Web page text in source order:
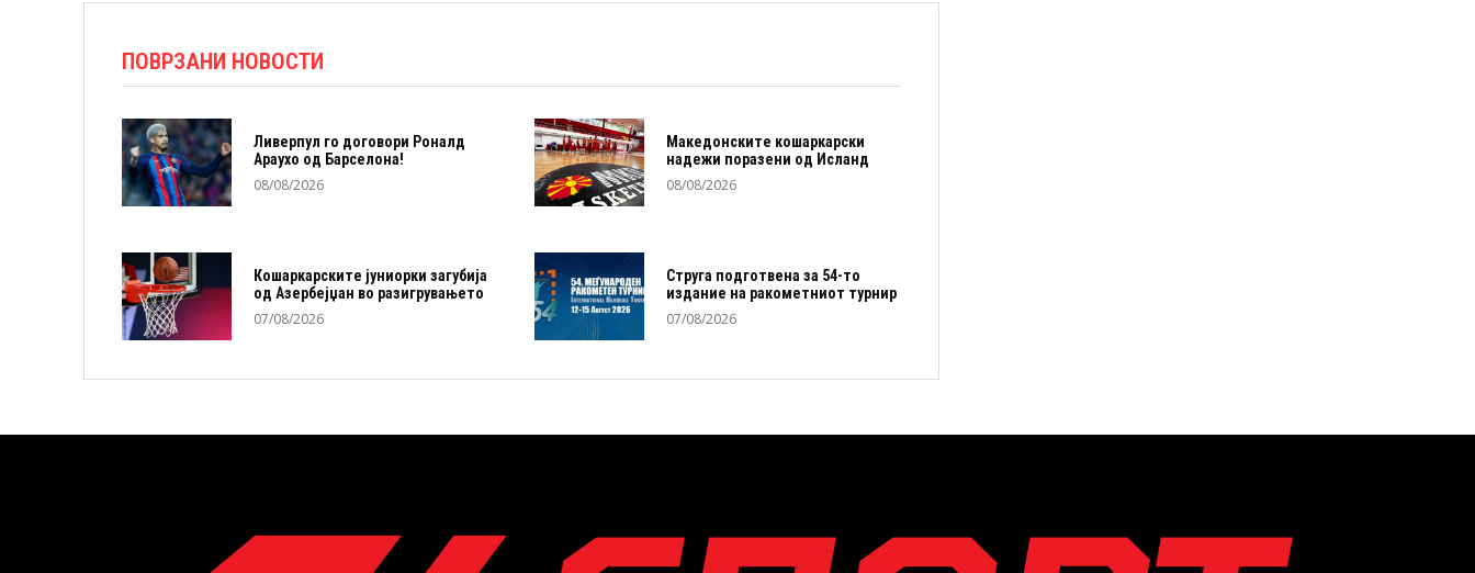
ПОВРЗАНИ НОВОСТИ
Ливерпул го договори Роналд
Араухо од Барселона!
08/08/2026
Македонските кошаркарски
надежи поразени од Исланд
08/08/2026
Кошаркарските јуниорки загубија
од Азербејџан во разигрувањето
07/08/2026
Струга подготвена за 54-то
издание на ракометниот турнир
07/08/2026